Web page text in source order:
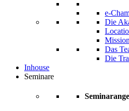
e-
Die
Mission
Das
Die
Inhouse
Seminare